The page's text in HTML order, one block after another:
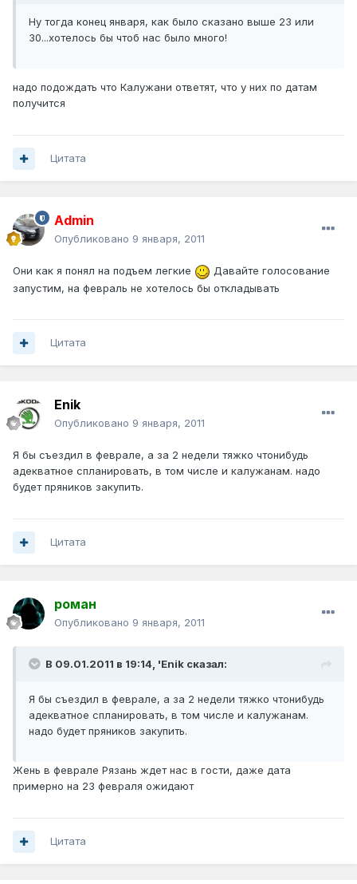
Ну тогда конец января, как было сказано выше 23 или
30...хотелось бы чтоб нас было много!
надо подождать что Калужани ответят, что у них по датам
получится
Цитата
Admin
Опубликовано 9 января, 2011
Они как я понял на подъем легкие
Давайте голосование
запустим, на февраль не хотелось бы откладывать
Цитата
Enik
Опубликовано 9 января, 2011
Я бы съездил в феврале, а за 2 недели тяжко чтонибудь
адекватное спланировать, в том числе и калужанам. надо
будет пряников закупить.
Цитата
роман
Опубликовано 9 января, 2011
В 09.01.2011 в 19:14, 'Enik сказал:
Я бы съездил в феврале, а за 2 недели тяжко чтонибудь
адекватное спланировать, в том числе и калужанам.
надо будет пряников закупить.
Жень в феврале Рязань ждет нас в гости, даже дата
примерно на 23 февраля ожидают
Цитата